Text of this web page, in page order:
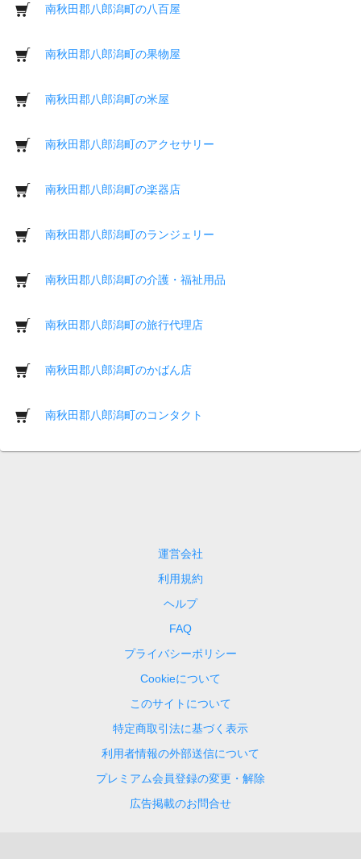
南秋田郡八郎潟町の八百屋
南秋田郡八郎潟町の果物屋
南秋田郡八郎潟町の米屋
南秋田郡八郎潟町のアクセサリー
南秋田郡八郎潟町の楽器店
南秋田郡八郎潟町のランジェリー
南秋田郡八郎潟町の介護・福祉用品
南秋田郡八郎潟町の旅行代理店
南秋田郡八郎潟町のかばん店
南秋田郡八郎潟町のコンタクト
運営会社
利用規約
ヘルプ
FAQ
プライバシーポリシー
Cookieについて
このサイトについて
特定商取引法に基づく表示
利用者情報の外部送信について
プレミアム会員登録の変更・解除
広告掲載のお問合せ